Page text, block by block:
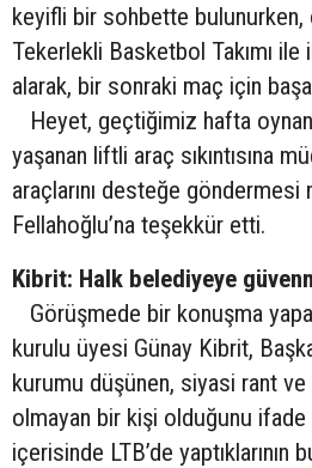
keyifli bir sohbette
Tekerlekli Basketbol Takımı
alarak, bir sonraki maç için
Heyet, geçtiğimiz hafta
yaşanan liftli araç sıkıntısına
araçlarını desteğe göndermesi
Fellahoğlu’na teşekkür etti.
Kibrit: Halk belediyeye
Görüşmede bir konuşma
kurulu üyesi Günay Kibrit,
kurumu düşünen, siyasi rant
olmayan bir kişi olduğunu ifade
içerisinde LTB’de yaptıklarının